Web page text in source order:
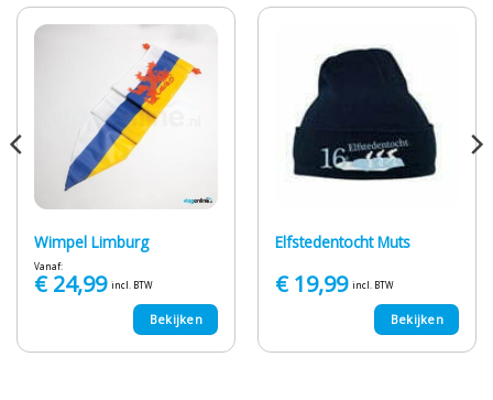
Wimpel Limburg
Vanaf:
€24,99 incl. BTW
Bekijken
Elfstedentocht Muts
€19,99 incl. BTW
Bekijken